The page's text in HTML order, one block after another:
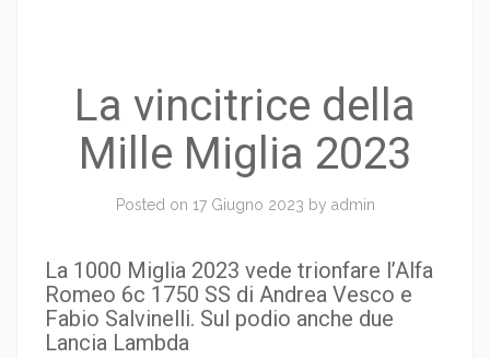
La vincitrice della
Mille Miglia 2023
Posted on 17 Giugno 2023 by admin
La 1000 Miglia 2023 vede trionfare l’Alfa
Romeo 6c 1750 SS di Andrea Vesco e
Fabio Salvinelli. Sul podio anche due
Lancia Lambda